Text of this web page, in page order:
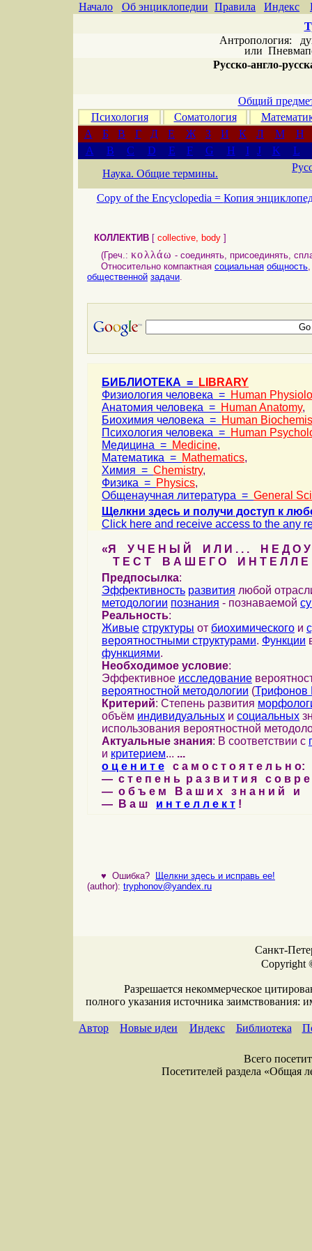
Начало Об энциклопедии Правила Индекс
Антропология:
или
Русско-англо-
Общий
Психология
Соматология
А
Б В Г Д Е Ж З И К Л М
Н
A
B C D E F G H I J K
L
Наука. Общие термины.
Copy of the Encyclopedia = Копия
КОЛЛЕКТИВ [ collective, body ]
(Греч.: κολλάω - соединять, присоединять,
Относительно компактная социальная общность
общественной задачи.
БИБЛИОТЕКА =
LIBRARY
Физиология человека = Human
Анатомия человека = Human Anatomy,
Биохимия человека = Human
Психология человека = Human
Медицина = Medicine,
Математика = Mathematics,
Химия = Chemistry,
Физика = Physics,
Общенаучная литература = General
Щелкни здесь и получи доступ к
Click here and receive access to the any
«Я У Ч Е Н Ы Й И Л И . . . Н Е Д О У
Т Е С Т В А Ш Е Г О И Н Т Е Л Л Е
Предпосылка:
Эффективность развития любой
методологии познания - познаваемой
Реальность:
Живые структуры от биохимического и
вероятностными структурами. Функции
функциями.
Необходимое условие:
Эффективное исследование
вероятностной методологии (Трифонов
Критерий: Степень развития
объём индивидуальных и социальных
использования вероятностной
Актуальные знания: В соответствии с
и критерием... ...
о ц е н и т е с а м о с т о я т е л ь н о:
— с т е п е н ь р а з в и т и я с о в р
— о б ъ е м В а ш и х з н а н и й и
— В а ш и н т е л л е к т !
♥ Ошибка?
Щелкни здесь и исправь ее!
(author): tryphonov@yandex.ru
Санкт-
Copyright
Разрешается некоммерческое
полного указания источника заимствования:
Автор Новые идеи Индекс Библиотека
Всего
Посетителей раздела «Общая